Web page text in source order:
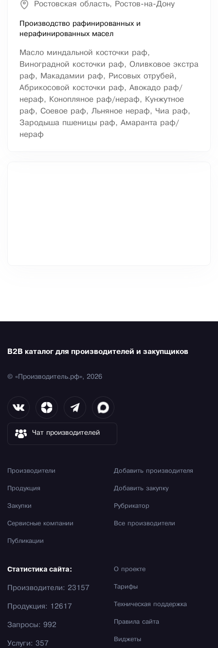
Ростовская область, Ростов-на-Дону
Производство рафинированных и
нерафинированных масел
Масло миндальной косточки раф,
Виноградной косточки раф, Оливковое экстра
раф, Макадамии раф, Рисовых отрубей,
Абрикосовой косточки раф, Авокадо раф/
нераф, Конопляное раф/нераф, Кунжутное
раф, Соевое раф, Льняное нераф, Чиа раф,
Зародыша пшеницы раф, Амаранта раф/
нераф
B2B каталог для производителей и закупщиков
© «Производитель.рф», 2026
Чат производителей
Производители
Продукция
Закупки
Сервисные компании
Публикации
Добавить производителя
Добавить закупку
Рубрикатор
Все производители
О проекте
Тарифы
Техническая поддержка
Правила сайта
Виджеты
Статистика сайта:
Производители: 23157
Продукция: 12617
Запросы: 992
Услуги: 357